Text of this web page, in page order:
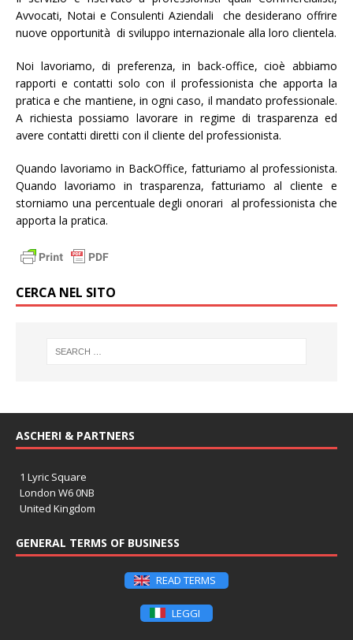
Avvocati, Notai e Consulenti Aziendali che desiderano offrire
nuove opportunità di sviluppo internazionale alla loro clientela.
Noi lavoriamo, di preferenza, in back-office, cioè abbiamo
rapporti e contatti solo con il professionista che apporta la
pratica e che mantiene, in ogni caso, il mandato professionale.
A richiesta possiamo lavorare in regime di trasparenza ed
avere contatti diretti con il cliente del professionista.
Quando lavoriamo in BackOffice, fatturiamo al professionista.
Quando lavoriamo in trasparenza, fatturiamo al cliente e
storniamo una percentuale degli onorari al professionista che
apporta la pratica.
CERCA NEL SITO
ASCHERI & PARTNERS
1 Lyric Square
London W6 0NB
United Kingdom
GENERAL TERMS OF BUSINESS
READ TERMS
LEGGI